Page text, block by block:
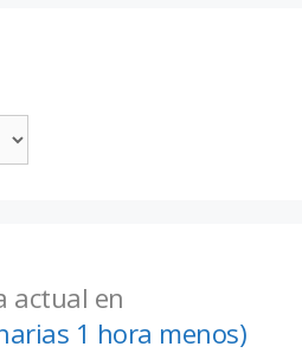
actual en
1 hora menos)